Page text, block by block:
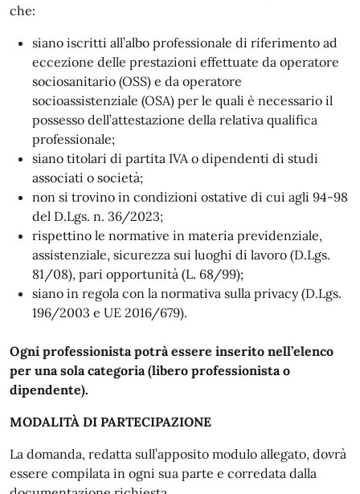
che:
siano iscritti all’albo professionale di riferimento ad
eccezione delle prestazioni effettuate da operatore
sociosanitario (OSS) e da operatore
socioassistenziale (OSA) per le quali è necessario il
possesso dell’attestazione della relativa qualifica
professionale;
siano titolari di partita IVA o dipendenti di studi
associati o società;
non si trovino in condizioni ostative di cui agli 94-98
del D.Lgs. n. 36/2023;
rispettino le normative in materia previdenziale,
assistenziale, sicurezza sui luoghi di lavoro (D.Lgs.
81/08), pari opportunità (L. 68/99);
siano in regola con la normativa sulla privacy (D.Lgs.
196/2003 e UE 2016/679).
Ogni professionista potrà essere inserito nell’elenco
per una sola categoria (libero professionista o
dipendente).
MODALITÀ DI PARTECIPAZIONE
La domanda, redatta sull’apposito modulo allegato, dovrà
essere compilata in ogni sua parte e corredata dalla